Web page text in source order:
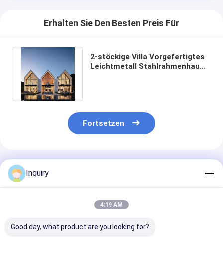
Erhalten Sie Den Besten Preis Für
2-stöckige Villa Vorgefertigtes
Leichtmetall Stahlrahmenhaus
Fortsetzen
Empfohlene Produkte
Inquiry
4:19 AM
Good day, what product are you looking for?